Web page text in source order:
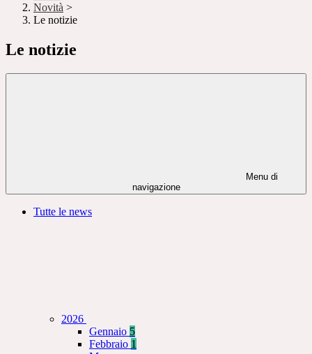
Novità >
Le notizie
Le notizie
Menu di
navigazione
Tutte le news
2026
Gennaio 5
Febbraio 1